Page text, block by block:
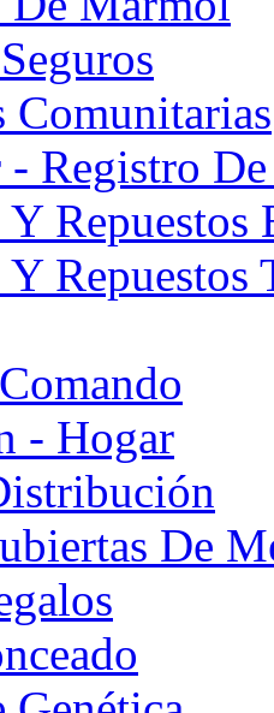
Comunitarias
Registro
Repuestos
Repuestos
- Hogar
De